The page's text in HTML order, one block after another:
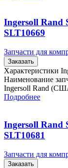
Ingersoll Rand
SLT10669
Запчасти для
Заказать
Характеристики
Наименование
Ingersoll Rand
Подробнее
Ingersoll Rand
SLT10681
Запчасти для
Заказать